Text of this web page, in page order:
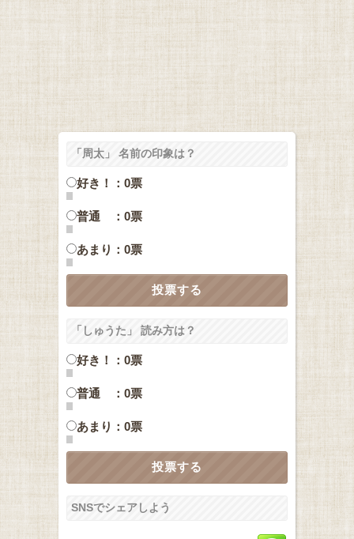
「周太」 名前の印象は？
好き！：0票
普通 ：0票
あまり：0票
「しゅうた」 読み方は？
好き！：0票
普通 ：0票
あまり：0票
SNSでシェアしよう